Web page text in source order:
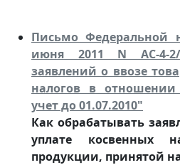
Письмо Федеральной
июня 2011 N АС-4-2/
заявлений о ввозе
налогов в
учет до 01.07.2010"
Как обрабатывать
уплате косвенных
продукции, принятой